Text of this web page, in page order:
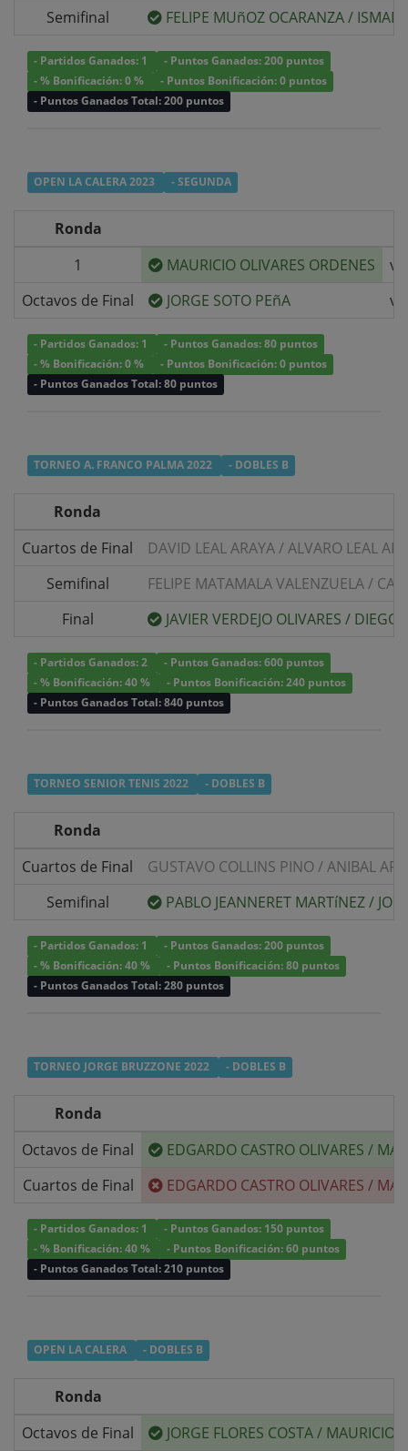
Semifinal
FELIPE MUñOZ OCARANZA/
- Partidos Ganados: 1
- Puntos Ganados: 200 puntos
- % Bonificación: 0 %
- Puntos Bonificación: 0 puntos
- Puntos Ganados Total: 200 puntos
OPEN LA CALERA 2023 - SEGUNDA
Ronda
1
MAURICIO OLIVARES ORDENES
v/
Octavos de Final
JORGE SOTO PEñA v/
- Partidos Ganados: 1
- Puntos Ganados: 80 puntos
- % Bonificación: 0 %
- Puntos Bonificación: 0 puntos
- Puntos Ganados Total: 80 puntos
TORNEO A. FRANCO PALMA 2022 - DOBLES B
Ronda
Cuartos de Final
DAVID LEAL ARAYA/ALVARO LEAL
Semifinal
FELIPE MATAMALA VALENZUELA/
Final
JAVIER VERDEJO OLIVARES / DIEGO
- Partidos Ganados: 2
- Puntos Ganados: 600 puntos
- % Bonificación: 40 %
- Puntos Bonificación: 240 puntos
- Puntos Ganados Total: 840 puntos
TORNEO SENIOR TENIS 2022 - DOBLES B
Ronda
Cuartos de Final
GUSTAVO COLLINS PINO /ANIBAL
Semifinal
PABLO JEANNERET MARTíNEZ/
- Partidos Ganados: 1
- Puntos Ganados: 200 puntos
- % Bonificación: 40 %
- Puntos Bonificación: 80 puntos
- Puntos Ganados Total: 280 puntos
TORNEO JORGE BRUZZONE 2022 - DOBLES B
Ronda
Octavos de Final
EDGARDO CASTRO OLIVARES /
Cuartos de Final
EDGARDO CASTRO OLIVARES /
- Partidos Ganados: 1
- Puntos Ganados: 150 puntos
- % Bonificación: 40 %
- Puntos Bonificación: 60 puntos
- Puntos Ganados Total: 210 puntos
OPEN LA CALERA - DOBLES B
Ronda
Octavos de Final
JORGE FLORES COSTA/ MAURICIO